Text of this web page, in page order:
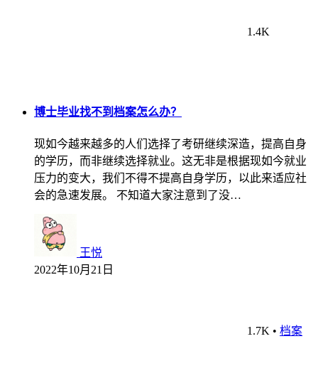
1.4K
博士毕业找不到档案怎么办？
现如今越来越多的人们选择了考研继续深造，提高自身
的学历，而非继续选择就业。这无非是根据现如今就业
压力的变大，我们不得不提高自身学历，以此来适应社
会的急速发展。 不知道大家注意到了没…
王悦
2022年10月21日
1.7K • 档案